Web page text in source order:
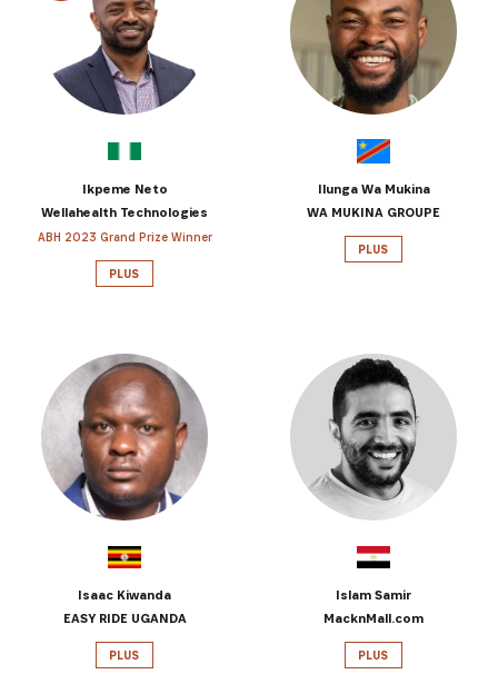
Ikpeme Neto
Wellahealth Technologies
ABH 2023 Grand Prize Winner
PLUS
Ilunga Wa Mukina
WA MUKINA GROUPE
PLUS
Isaac Kiwanda
EASY RIDE UGANDA
PLUS
Islam Samir
MacknMall.com
PLUS